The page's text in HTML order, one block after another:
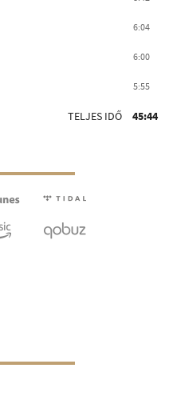
6:04
6:00
5:55
TELJES IDŐ 45:44